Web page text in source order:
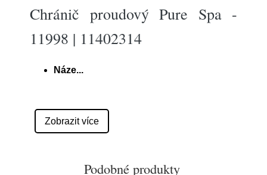
Chránič proudový Pure Spa -
11998 | 11402314
Náze...
Zobrazit více
Podobné produkty